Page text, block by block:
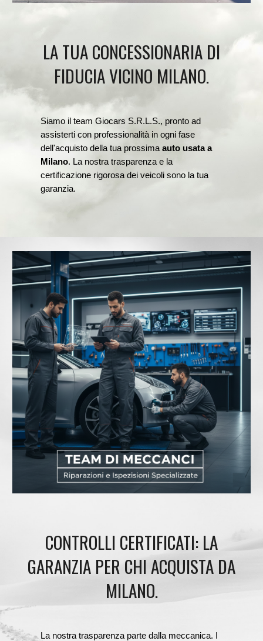
LA TUA CONCESSIONARIA DI
FIDUCIA VICINO MILANO.
Siamo il team Giocars S.R.L.S., pronto ad
assisterti con professionalità in ogni fase
dell'acquisto della tua prossimaauto usata a
Milano. La nostra trasparenza e la
certificazione rigorosa dei veicoli sono la tua
garanzia.
CONTROLLI CERTIFICATI: LA
GARANZIA PER CHI ACQUISTA DA
MILANO.
La nostra trasparenza parte dalla meccanica. I